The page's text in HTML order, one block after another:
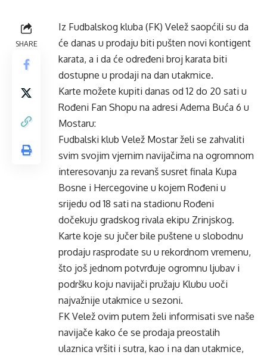
SHARE
Iz Fudbalskog kluba (FK) Velež saopćili su da
će danas u prodaju biti pušten novi kontigent
karata, a i da će određeni broj karata biti
dostupne u prodaji na dan utakmice.
Karte možete kupiti danas od 12 do 20 sati u
Rođeni Fan Shopu na adresi Adema Buća 6 u
Mostaru:
Fudbalski klub Velež Mostar želi se zahvaliti
svim svojim vjernim navijačima na ogromnom
interesovanju za revanš susret finala Kupa
Bosne i Hercegovine u kojem Rođeni u
srijedu od 18 sati na stadionu Rođeni
dočekuju gradskog rivala ekipu Zrinjskog.
Karte koje su jučer bile puštene u slobodnu
prodaju rasprodate su u rekordnom vremenu,
što još jednom potvrđuje ogromnu ljubav i
podršku koju navijači pružaju Klubu uoči
najvažnije utakmice u sezoni.
FK Velež ovim putem želi informisati sve naše
navijače kako će se prodaja preostalih
ulaznica vršiti i sutra, kao i na dan utakmice,